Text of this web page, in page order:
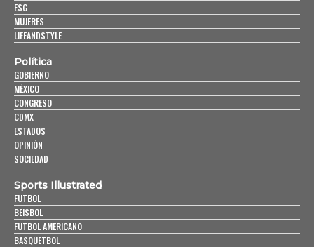
ESG
MUJERES
LIFEANDSTYLE
Política
GOBIERNO
MÉXICO
CONGRESO
CDMX
ESTADOS
OPINIÓN
SOCIEDAD
Sports Illustrated
FUTBOL
BEISBOL
FUTBOL AMERICANO
BASQUETBOL